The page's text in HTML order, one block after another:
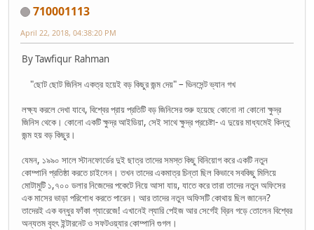
710001113
April 22, 2018, 04:38:20 PM
By Tawfiqur Rahman
"ছোট ছোট জিনিস একত্র হয়েই বড় কিছুর জন্ম দেয়" – ভিনসেন্ট ভ্যান গখ
লক্ষ্য করলে দেখা যাবে, বিশ্বের প্রায় প্রতিটি বড় জিনিসের শুরু হয়েছে কোনো না কোনো ক্ষুদ্র
জিনিস থেকে। কোনো একটি ক্ষুদ্র আইডিয়া, সেই সাথে ক্ষুদ্র প্রচেষ্টা- এ দুয়ের মাধ্যমেই কিন্তু
জন্ম হয় বড় কিছুর।
যেমন, ১৯৯০ সালে স্টানফোর্ডের দুই ছাত্র তাদের সমস্ত কিছু বিনিয়োগ করে একটি নতুন
কোম্পানি প্রতিষ্ঠা করতে চাইলেন। তখন তাদের একমাত্র চিন্তা ছিল কিভাবে সবকিছু মিলিয়ে
মোটামুটি ১,৭০০ ডলার নিজেদের পকেটে নিয়ে আসা যায়, যাতে করে তারা তাদের নতুন অফিসের
এক মাসের ভাড়া পরিশোধ করতে পারেন। আর তাদের নতুন অফিসটি কোথায় ছিল জানেন?
তাদেরই এক বন্ধুর ফাঁকা গ্যারেজে! এখানেই ল্যারি পেইজ আর সের্গেই ব্রিন গড়ে তোলেন বিশ্বের
অন্যতম বৃহৎ ইন্টারনেট ও সফটওয়্যার কোম্পানি গুগল।